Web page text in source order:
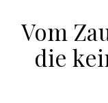
Vom
die